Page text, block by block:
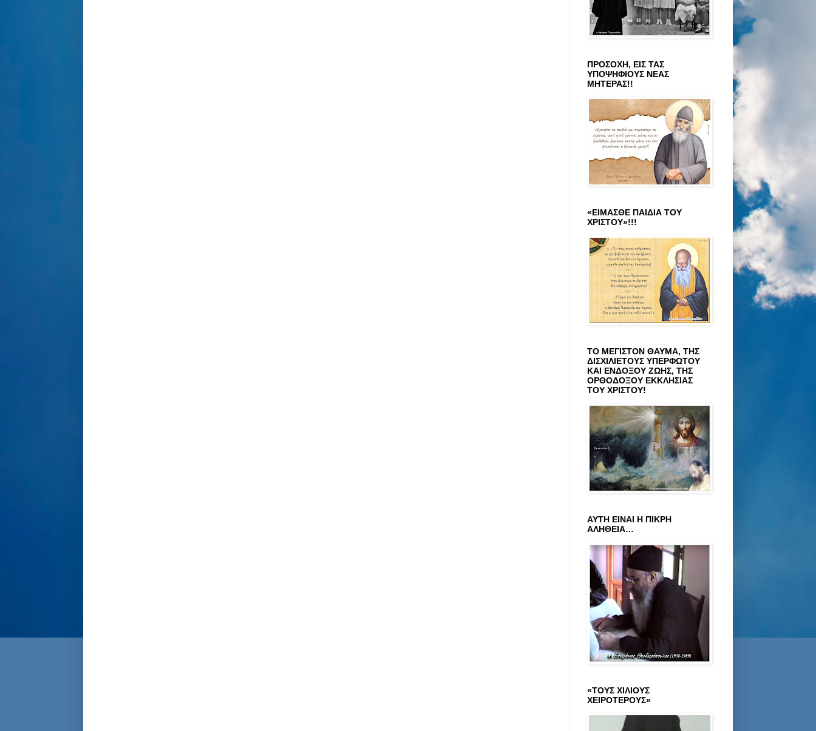
ΠΡΟΣΟΧΗ, ΕΙΣ ΤΑΣ
ΥΠΟΨΗΦΙΟΥΣ ΝΕΑΣ
ΜΗΤΕΡΑΣ!!
«ΕΙΜΑΣΘΕ ΠΑΙΔΙΑ ΤΟΥ
ΧΡΙΣΤΟΥ»!!!
ΤΟ ΜΕΓΙΣΤΟΝ ΘΑΥΜΑ, ΤΗΣ
ΔΙΣΧΙΛΙΕΤΟΥΣ ΥΠΕΡΦΩΤΟΥ
ΚΑΙ ΕΝΔΟΞΟΥ ΖΩΗΣ, ΤΗΣ
ΟΡΘΟΔΟΞΟΥ ΕΚΚΛΗΣΙΑΣ
ΤΟΥ ΧΡΙΣΤΟΥ!
ΑΥΤΗ ΕΙΝΑΙ Η ΠΙΚΡΗ
ΑΛΗΘΕΙΑ…
«ΤΟΥΣ ΧΙΛΙΟΥΣ
ΧΕΙΡΟΤΕΡΟΥΣ»